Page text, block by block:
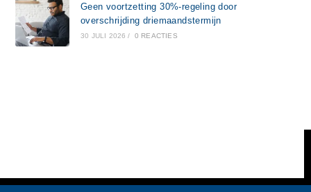
Geen voortzetting 30%-regeling door
overschrijding driemaandstermijn
30 JULI 2026 / 0 REACTIES